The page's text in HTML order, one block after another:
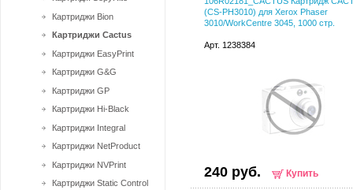
(CS-PH3010) для Xerox Phaser
3010/WorkCentre 3045, 1000 стр.
Арт. 1238384
240 руб. Купить
Картриджи Bion
Картриджи Cactus
Картриджи EasyPrint
Картриджи G&G
Картриджи GP
Картриджи Hi-Black
Картриджи Integral
Картриджи NetProduct
Картриджи NVPrint
Картриджи Static Control